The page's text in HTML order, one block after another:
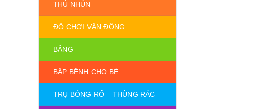
THÚ NHÚN
ĐỒ CHƠI VẬN ĐỘNG
BẢNG
BẬP BÊNH CHO BÉ
TRỤ BÓNG RỔ – THÙNG RÁC